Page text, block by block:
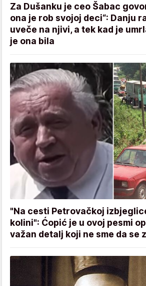
Za Dušanku je ceo Šabac
ona je rob svojoj deci“: Danju
uveče na njivi, a tek kad je
je ona bila
"Na cesti Petrovačkoj
kolini": Ćopić je u ovoj pesmi
važan detalj koji ne sme da se